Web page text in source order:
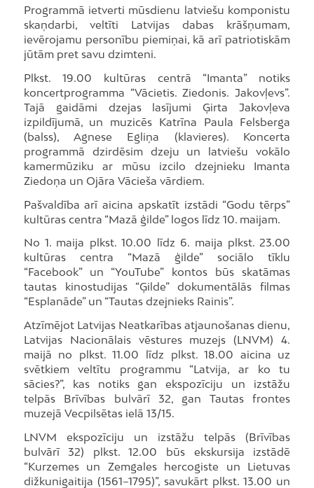
Programmā ietverti mūsdienu latviešu komponistu
skaņdarbi, veltīti Latvijas dabas krāšņumam,
ievērojamu personību piemiņai, kā arī patriotiskām
jūtām pret savu dzimteni.
Plkst. 19.00 kultūras centrā “Imanta” notiks
koncertprogramma “Vācietis. Ziedonis. Jakovļevs”.
Tajā gaidāmi dzejas lasījumi Ģirta Jakovļeva
izpildījumā, un muzicēs Katrīna Paula Felsberga
(balss), Agnese Egliņa (klavieres). Koncerta
programmā dzirdēsim dzeju un latviešu vokālo
kamermūziku ar mūsu izcilo dzejnieku Imanta
Ziedoņa un Ojāra Vācieša vārdiem.
Pašvaldība arī aicina apskatīt izstādi “Godu tērps”
kultūras centra “Mazā ģilde” logos līdz 10. maijam.
No 1. maija plkst. 10.00 līdz 6. maija plkst. 23.00
kultūras centra “Mazā ģilde” sociālo tīklu
“Facebook” un “YouTube” kontos būs skatāmas
tautas kinostudijas “Ģilde” dokumentālās filmas
“Esplanāde” un “Tautas dzejnieks Rainis”.
Atzīmējot Latvijas Neatkarības atjaunošanas dienu,
Latvijas Nacionālais vēstures muzejs (LNVM) 4.
maijā no plkst. 11.00 līdz plkst. 18.00 aicina uz
svētkiem veltītu programmu “Latvija, ar ko tu
sācies?”, kas notiks gan ekspozīciju un izstāžu
telpās Brīvības bulvārī 32, gan Tautas frontes
muzejā Vecpilsētas ielā 13/15.
LNVM ekspozīciju un izstāžu telpās (Brīvības
bulvārī 32) plkst. 12.00 būs ekskursija izstādē
“Kurzemes un Zemgales hercogiste un Lietuvas
dižkunigaitija (1561–1795)”, savukārt plkst. 13.00 un